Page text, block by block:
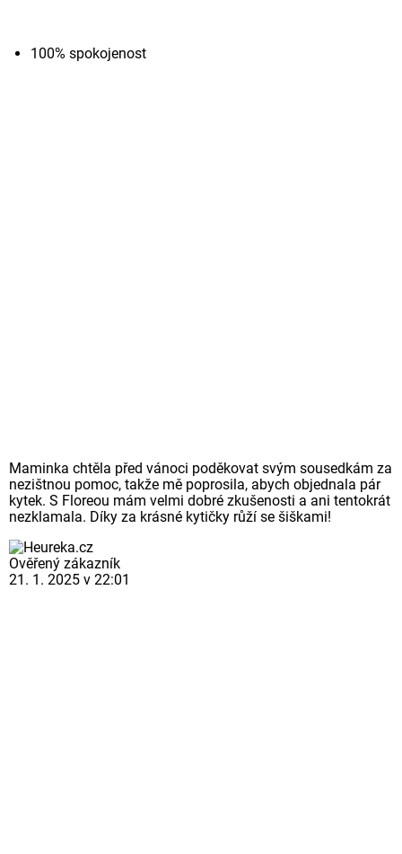
100% spokojenost
Maminka chtěla před vánoci poděkovat svým sousedkám za
nezištnou pomoc, takže mě poprosila, abych objednala pár
kytek. S Floreou mám velmi dobré zkušenosti a ani tentokrát
nezklamala. Díky za krásné kytičky růží se šiškami!
Ověřený zákazník
21. 1. 2025 v 22:01